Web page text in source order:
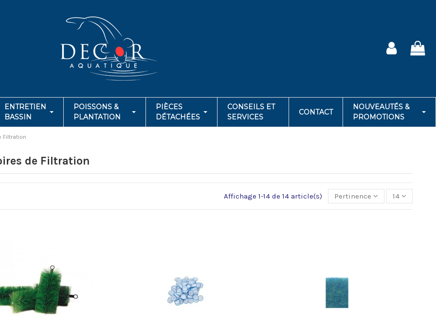
ENTRETIEN
BASSIN
POISSONS &
PLANTATION
PIÈCES
DÉTACHÉES
CONSEILS ET
SERVICES
CONTACT
NOUVEAUTÉS &
PROMOTIONS
Filtration
de Filtration
Affichage 1-14 de 14 article(s) Pertinence 14